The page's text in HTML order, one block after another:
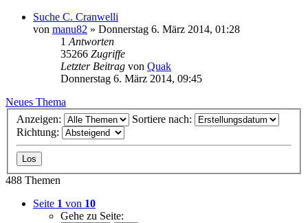
Suche C. Cranwelli
von manu82 » Donnerstag 6. März 2014, 01:28
1 Antworten
35266 Zugriffe
Letzter Beitrag von Quak
Donnerstag 6. März 2014, 09:45
Neues Thema
Anzeigen:
Sortiere nach:
Richtung:
488 Themen
Seite 1 von 10
Gehe zu Seite: